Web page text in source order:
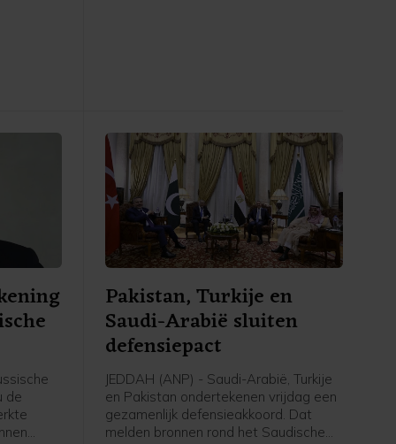
de
Pakistan, Turkije en
Saudi-Arabië sluiten
defensiepact
JEDDAH (ANP) - Saudi-Arabië, Turkije
en Pakistan ondertekenen vrijdag een
gezamenlijk defensieakkoord. Dat
melden bronnen rond het Saudische